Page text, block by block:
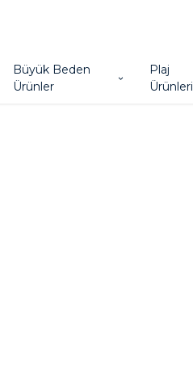
Büyük Beden
Ürünler
Plaj
Ürünleri